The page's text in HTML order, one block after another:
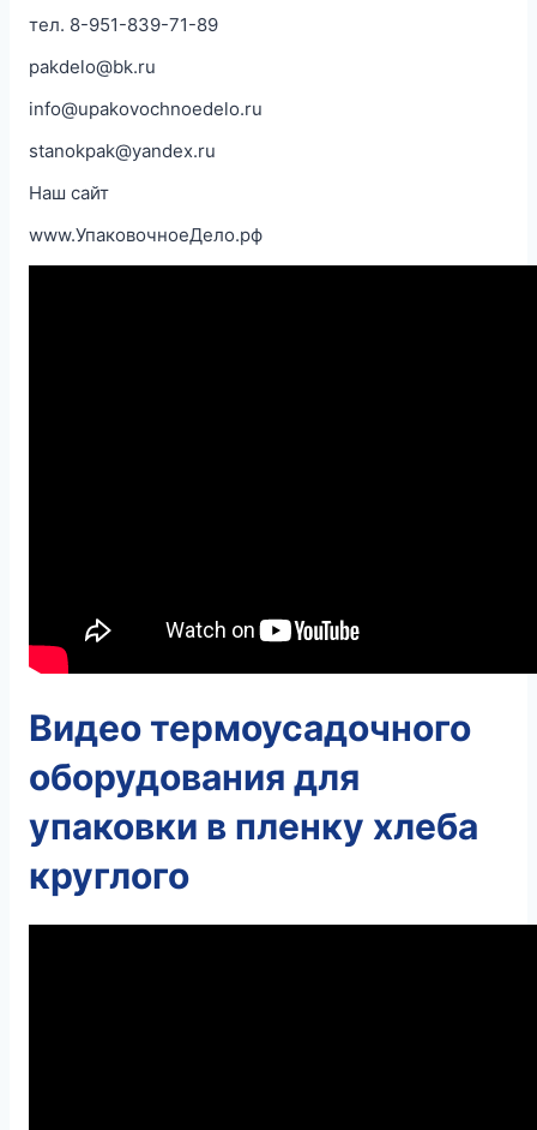
тел. 8-951-839-71-89
pakdelo@bk.ru
info@upakovochnoedelo.ru
stanokpak@yandex.ru
Наш сайт
www.УпаковочноеДело.рф
Видео термоусадочного
оборудования для
упаковки в пленку хлеба
круглого